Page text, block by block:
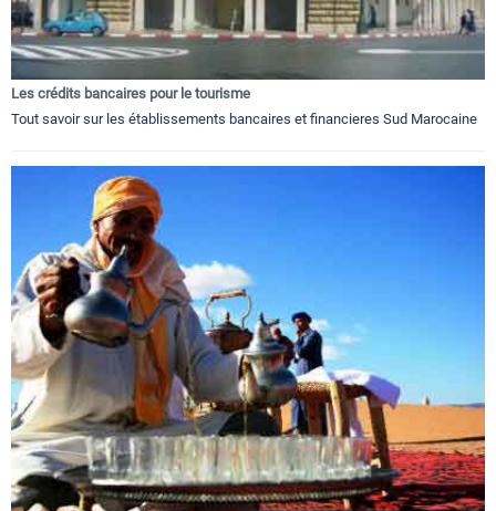
Les crédits bancaires pour le tourisme
Tout savoir sur les établissements bancaires et financieres Sud Marocaine